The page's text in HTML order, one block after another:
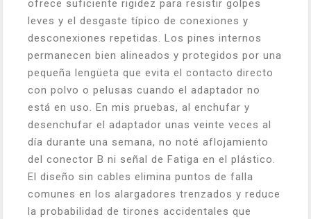
ofrece suficiente rigidez para resistir golpes
leves y el desgaste típico de conexiones y
desconexiones repetidas. Los pines internos
permanecen bien alineados y protegidos por una
pequeña lengüeta que evita el contacto directo
con polvo o pelusas cuando el adaptador no
está en uso. En mis pruebas, al enchufar y
desenchufar el adaptador unas veinte veces al
día durante una semana, no noté aflojamiento
del conector B ni señal de Fatiga en el plástico.
El diseño sin cables elimina puntos de falla
comunes en los alargadores trenzados y reduce
la probabilidad de tirones accidentales que